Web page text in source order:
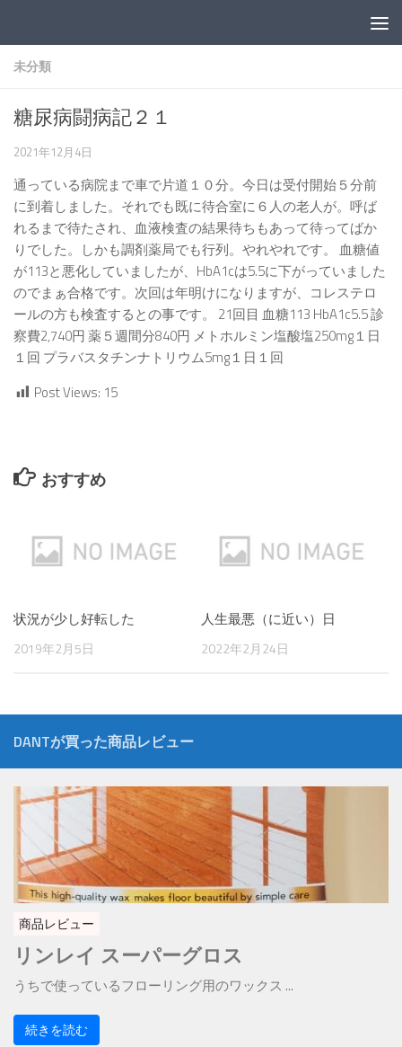
未分類
糖尿病闘病記２１
2021年12月4日
通っている病院まで車で片道１０分。今日は受付開始５分前
に到着しました。それでも既に待合室に６人の老人が。呼ば
れるまで待たされ、血液検査の結果待ちもあって待ってばか
りでした。しかも調剤薬局でも行列。やれやれです。 血糖値
が113と悪化していましたが、HbA1cは5.5に下がっていました
のでまぁ合格です。次回は年明けになりますが、コレステロ
ールの方も検査するとの事です。 21回目 血糖113 HbA1c5.5 診
察費2,740円 薬５週間分840円 メトホルミン塩酸塩250mg１日
１回 プラバスタチンナトリウム5mg１日１回
Post Views: 15
おすすめ
状況が少し好転した
2019年2月5日
人生最悪（に近い）日
2022年2月24日
DANTが買った商品レビュー
商品レビュー
リンレイ スーパーグロス
うちで使っているフローリング用のワックス ...
続きを読む